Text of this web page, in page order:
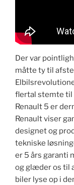
Der var
måtte ty til
flertal stemte til
Renault 5 er
Renault viser
designet og
tekniske
er 5 års garanti
og glæder os til
biler lyse op i